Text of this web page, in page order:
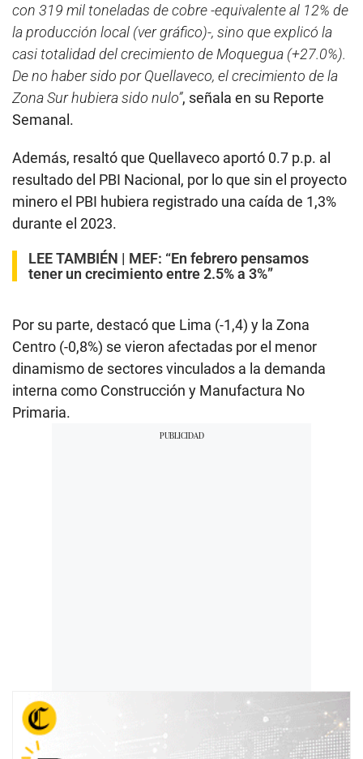
con 319 mil toneladas de cobre -equivalente al 12% de
la producción local (ver gráfico)-, sino que explicó la
casi totalidad del crecimiento de Moquegua (+27.0%).
De no haber sido por Quellaveco, el crecimiento de la
Zona Sur hubiera sido nulo”, señala en su Reporte
Semanal.
Además, resaltó que Quellaveco aportó 0.7 p.p. al
resultado del PBI Nacional, por lo que sin el proyecto
minero el PBI hubiera registrado una caída de 1,3%
durante el 2023.
LEE TAMBIÉN | MEF: “En febrero pensamos
tener un crecimiento entre 2.5% a 3%”
Por su parte, destacó que Lima (-1,4) y la Zona
Centro (-0,8%) se vieron afectadas por el menor
dinamismo de sectores vinculados a la demanda
interna como Construcción y Manufactura No
Primaria.